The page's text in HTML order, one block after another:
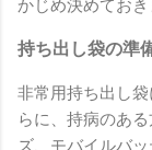
かじめ決めておき
持ち出し袋の準
非常用持ち出し
らに、持病のあ
ズ、モバイルバ